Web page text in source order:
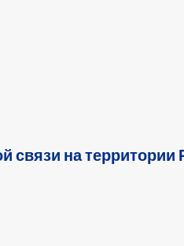
связи на территории